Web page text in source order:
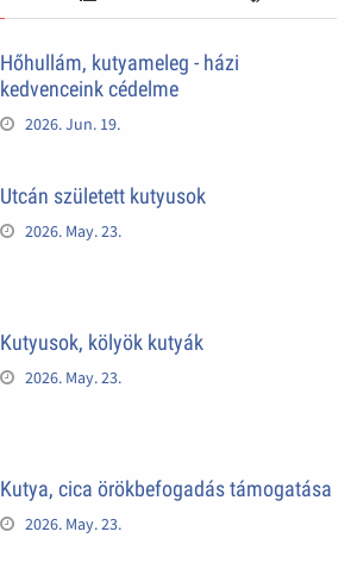
Hőhullám, kutyameleg - házi
kedvenceink cédelme
2026. Jun. 19.
Utcán született kutyusok
2026. May. 23.
Kutyusok, kölyök kutyák
2026. May. 23.
Kutya, cica örökbefogadás támogatása
2026. May. 23.